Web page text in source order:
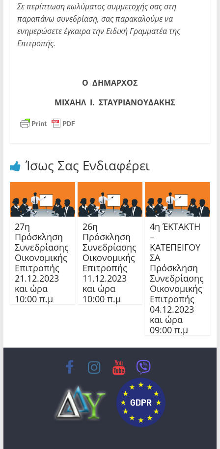
Σε περίπτωση κωλύματος συμμετοχής σας στη
παραπάνω συνεδρίαση, σας παρακαλούμε να
ενημερώσετε έγκαιρα την Ειδική Γραμματέα της
Επιτροπής.
Ο ΔΗΜΑΡΧΟΣ
ΜΙΧΑΗΛ Ι. ΣΤΑΥΡΙΑΝΟΥΔΑΚΗΣ
Ίσως Σας Ενδιαφέρει
27η
Πρόσκληση
Συνεδρίασης
Οικονομικής
Επιτροπής
21.12.2023
και ώρα
10:00 π.μ
26η
Πρόσκληση
Συνεδρίασης
Οικονομικής
Επιτροπής
11.12.2023
και ώρα
10:00 π.μ
4η ΈΚΤΑΚΤΗ
–
ΚΑΤΕΠΕΙΓΟΥ
ΣΑ
Πρόσκληση
Συνεδρίασης
Οικονομικής
Επιτροπής
04.12.2023
και ώρα
09:00 π.μ